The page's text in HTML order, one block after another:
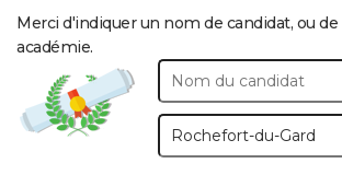
Merci d'indiquer un nom de candidat, ou
académie.